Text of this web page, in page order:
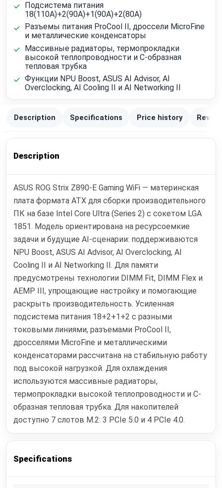
Подсистема питания
18(110A)+2(90A)+1(90A)+2(80A)
Разъемы питания ProCool II, дроссели MicroFine
и металлические конденсаторы
Массивные радиаторы, термопрокладки
высокой теплопроводности и C-образная
тепловая трубка
Функции NPU Boost, ASUS AI Advisor, AI
Overclocking, AI Cooling II и AI Networking II
Description Specifications Price history
Description
ASUS ROG Strix Z890-E Gaming WiFi — материнская
плата формата ATX для сборки производительного
ПК на базе Intel Core Ultra (Series 2) с сокетом LGA
1851. Модель ориентирована на ресурсоемкие
задачи и будущие AI-сценарии: поддерживаются
NPU Boost, ASUS AI Advisor, AI Overclocking, AI
Cooling II и AI Networking II. Для памяти
предусмотрены технологии DIMM Fit, DIMM Flex и
AEMP III, упрощающие настройку и помогающие
раскрыть производительность. Усиленная
подсистема питания 18+2+1+2 с разными
токовыми линиями, разъемами ProCool II,
дросселями MicroFine и металлическими
конденсаторами рассчитана на стабильную работу
под высокой нагрузкой. Для охлаждения
используются массивные радиаторы,
термопрокладки высокой теплопроводности и C-
образная тепловая трубка. Для накопителей
доступно 7 слотов M.2: 3 PCIe 5.0 и 4 PCIe 4.0.
Specifications